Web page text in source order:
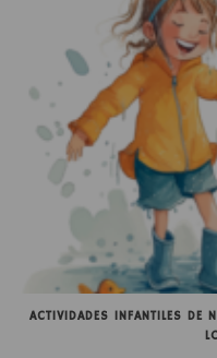
ACTIVIDADES INFANTILES DE